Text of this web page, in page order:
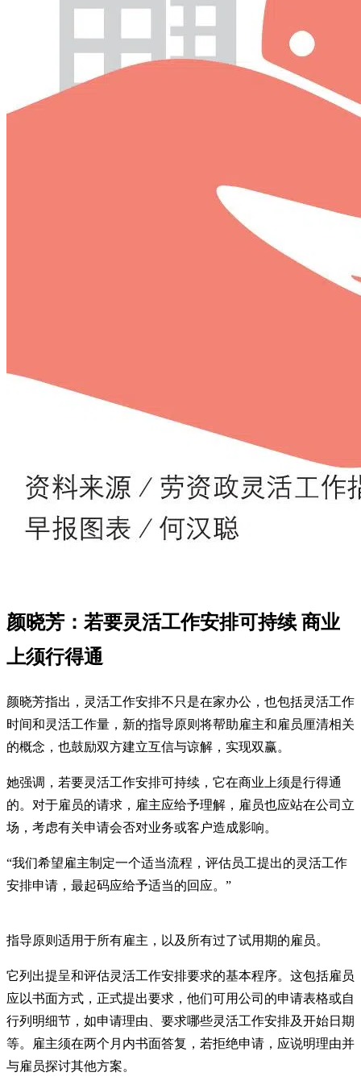
颜晓芳：若要灵活工作安排可持续 商业
上须行得通
颜晓芳指出，灵活工作安排不只是在家办公，也包括灵活工作
时间和灵活工作量，新的指导原则将帮助雇主和雇员厘清相关
的概念，也鼓励双方建立互信与谅解，实现双赢。
她强调，若要灵活工作安排可持续，它在商业上须是行得通
的。对于雇员的请求，雇主应给予理解，雇员也应站在公司立
场，考虑有关申请会否对业务或客户造成影响。
“我们希望雇主制定一个适当流程，评估员工提出的灵活工作
安排申请，最起码应给予适当的回应。”
指导原则适用于所有雇主，以及所有过了试用期的雇员。
它列出提呈和评估灵活工作安排要求的基本程序。这包括雇员
应以书面方式，正式提出要求，他们可用公司的申请表格或自
行列明细节，如申请理由、要求哪些灵活工作安排及开始日期
等。雇主须在两个月内书面答复，若拒绝申请，应说明理由并
与雇员探讨其他方案。